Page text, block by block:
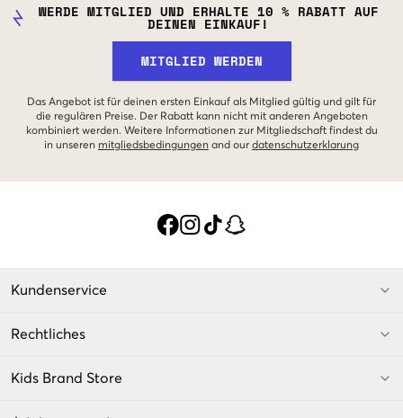
WERDE MITGLIED UND ERHALTE 10 % RABATT AUF
DEINEN EINKAUF!
MITGLIED WERDEN
Das Angebot ist für deinen ersten Einkauf als Mitglied gültig und gilt für
die regulären Preise. Der Rabatt kann nicht mit anderen Angeboten
kombiniert werden. Weitere Informationen zur Mitgliedschaft findest du
in unseren mitgliedsbedingungen and our datenschutzerklarung
Kundenservice
Rechtliches
Kids Brand Store